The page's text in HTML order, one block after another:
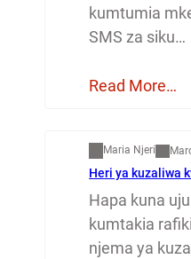
kumtumia
SMS za siku…
Read More…
Maria Njeri
Heri ya kuzaliwa
Hapa kuna
kumtakia
njema ya